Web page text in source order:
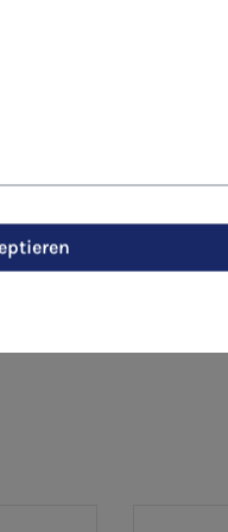
Bedrucken sehr